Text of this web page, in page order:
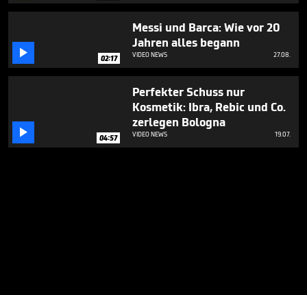
 02:17
Messi und Barca: Wie vor 20
Jahren alles begann
VIDEO NEWS 27.08.
 04:57
Perfekter Schuss nur
Kosmetik: Ibra, Rebic und Co.
zerlegen Bologna
VIDEO NEWS 19.07.